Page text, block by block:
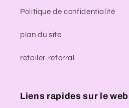
Politique de confidentialité
plan du site
retailer-referral
Liens rapides sur le web